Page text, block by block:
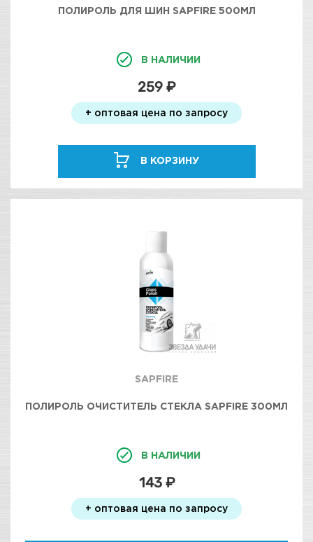
ПОЛИРОЛЬ ДЛЯ ШИН SAPFIRE 500МЛ
В НАЛИЧИИ
259 ₽
+ оптовая цена по запросу
В КОРЗИНУ
SAPFIRE
ПОЛИРОЛЬ ОЧИСТИТЕЛЬ СТЕКЛА SAPFIRE 300МЛ
В НАЛИЧИИ
143 ₽
+ оптовая цена по запросу